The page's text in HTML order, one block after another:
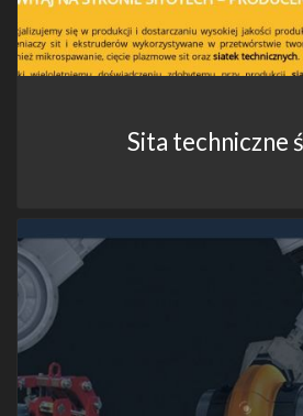
Sita techniczne